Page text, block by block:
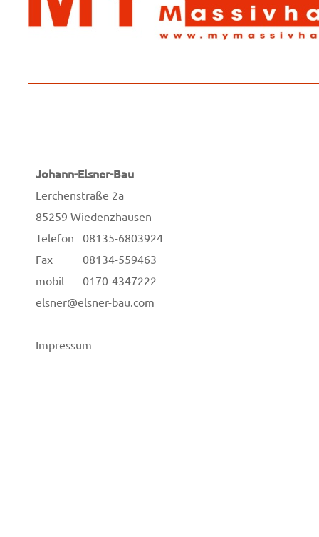
Johann-Elsner-Bau
Lerchenstraße 2a
85259 Wiedenzhausen
Telefon
08135-6803924
Fax
08134-559463
mobil
0170-4347222
elsner@elsner-bau.com
Impressum